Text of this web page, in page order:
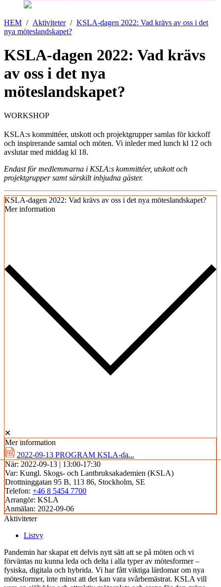
HEM / Aktiviteter / KSLA-dagen 2022: Vad krävs av oss i det
nya möteslandskapet?
KSLA-dagen 2022: Vad krävs
av oss i det nya
möteslandskapet?
WORKSHOP
KSLA:s kommittéer, utskott och projektgrupper samlas för kickoff
och inspirerande samtal och möten. Vi inleder med lunch kl 12 och
avslutar med middag kl 18.
Endast för medlemmarna i KSLA:s kommittéer, utskott och
projektgrupper samt särskilt inbjudna gäster.
KSLA-dagen 2022: Vad krävs av oss i det nya möteslandskapet?
Mer information
✕
Mer information
2022-09-13 PROGRAM KSLA-da...
När: 2022-09-13 | 13:00-17:30
Var: Kungl. Skogs- och Lantbruksakademien (KSLA)
Drottninggatan 95 B, 113 86, Stockholm, SE
Telefon: +46 8 5454 7700
Arrangör: KSLA
Anmälan: 2022-09-06
Aktiviteter
Listvy
Pandemin har skapat ett delvis nytt sätt att se på möten och vi
förväntas nu kunna leda och delta i alla typer av mötesformer –
fysiska, digitala och hybrida. Vi har fått viktiga lärdomar om nya
mötesformer, inte minst att det kan vara svårbemästrat. KSLA vill